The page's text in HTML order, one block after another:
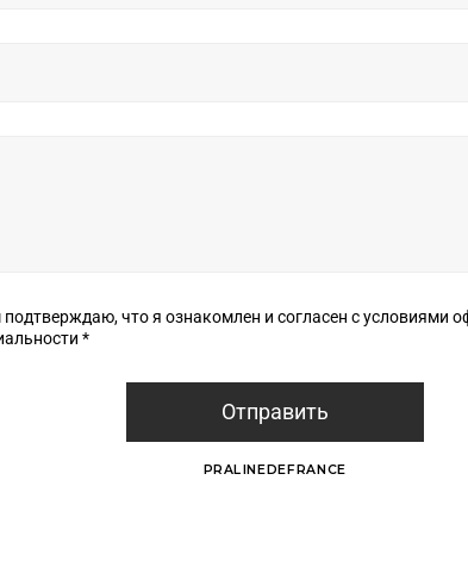
что я ознакомлен и согласен с условиями оферты и политики
конфиденциальности *
Отправить
PRALINEDEFRANCE